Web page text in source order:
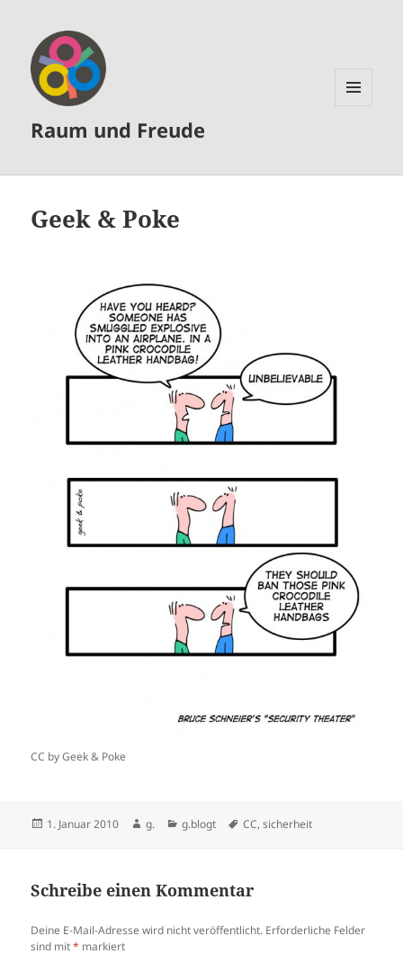
Raum und Freude
Geek & Poke
CC by Geek & Poke
Veröffentlicht
1. Januar 2010 Autor
g. Kategorien
g.blogt Schlagwörter
CC,sicherheit
Schreibe einen Kommentar
Deine E-Mail-Adresse wird nicht veröffentlicht. Erforderliche Felder
sind mit* markiert